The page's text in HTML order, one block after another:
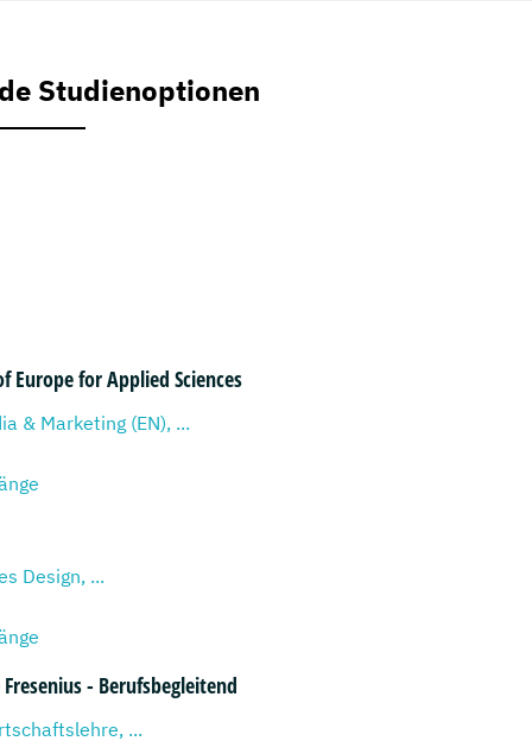
Studienoptionen
Europe for Applied Sciences
& Marketing (EN), ...
Design, ...
- Berufsbegleitend
...